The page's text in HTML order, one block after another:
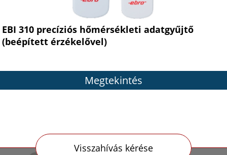
EBI 310 precíziós hőmérsékleti adatgyűjtő
(beépített érzékelővel)
Megtekintés
Visszahívás kérése